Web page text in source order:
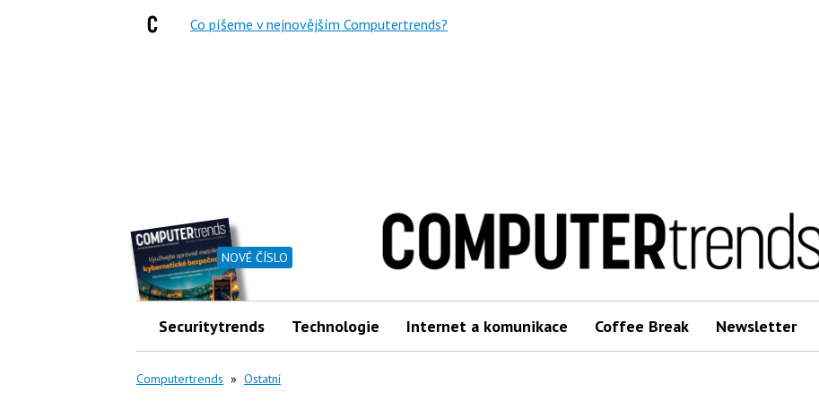
NOVÉ ČÍSLO
Securitytrends Technologie Internet a komunikace Coffee Break Newsletter
Computertrends » Ostatní
Co píšeme v nejnovějším Computertrends?